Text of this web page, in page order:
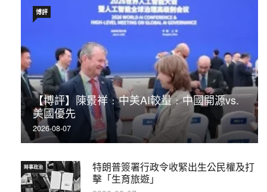
【博評】陳景祥﹕中美AI較量﹕中國開源vs.
美國優先
2026-08-07
博評
特朗普簽署行政令收緊出生公民權及打
擊「生育旅遊」
時事政治